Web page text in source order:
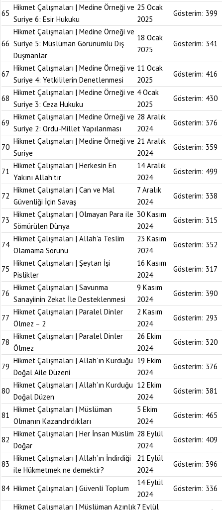
65
Hikmet Çalışmaları | Medine Örneği ve
Suriye 6: Esir Hukuku
25 Ocak
2025
Gösterim: 399
66
Hikmet Çalışmaları | Medine Örneği ve
Suriye 5: Müslüman Görünümlü Dış
Düşmanlar
18 Ocak
2025
Gösterim: 341
67
Hikmet Çalışmaları | Medine Örneği ve
Suriye 4: Yetkililerin Denetlenmesi
11 Ocak
2025
Gösterim: 416
68
Hikmet Çalışmaları | Medine Örneği ve
Suriye 3: Ceza Hukuku
4 Ocak
2025
Gösterim: 430
69
Hikmet Çalışmaları | Medine Örneği ve
Suriye 2: Ordu-Millet Yapılanması
28 Aralık
2024
Gösterim: 376
70
Hikmet Çalışmaları | Medine Örneği ve
Suriye
21 Aralık
2024
Gösterim: 359
71
Hikmet Çalışmaları | Herkesin En
Yakını Allah’tır
14 Aralık
2024
Gösterim: 499
72
Hikmet Çalışmaları | Can ve Mal
Güvenliği İçin Savaş
7 Aralık
2024
Gösterim: 338
73
Hikmet Çalışmaları | Olmayan Para ile
Sömürülen Dünya
30 Kasım
2024
Gösterim: 315
74
Hikmet Çalışmaları | Allah’a Teslim
Olamama Sorunu
23 Kasım
2024
Gösterim: 352
75
Hikmet Çalışmaları | Şeytan İşi
Pislikler
16 Kasım
2024
Gösterim: 317
76
Hikmet Çalışmaları | Savunma
Sanayiinin Zekat İle Desteklenmesi
9 Kasım
2024
Gösterim: 390
77
Hikmet Çalışmaları | Paralel Dinler
Ölmez – 2
2 Kasım
2024
Gösterim: 293
78
Hikmet Çalışmaları | Paralel Dinler
Ölmez
26 Ekim
2024
Gösterim: 320
79
Hikmet Çalışmaları | Allah’ın Kurduğu
Doğal Aile Düzeni
19 Ekim
2024
Gösterim: 376
80
Hikmet Çalışmaları | Allah’ın Kurduğu
Doğal Düzen
12 Ekim
2024
Gösterim: 381
81
Hikmet Çalışmaları | Müslüman
Olmanın Kazandırdıkları
5 Ekim
2024
Gösterim: 465
82
Hikmet Çalışmaları | Her İnsan Müslim
Doğar
28 Eylül
2024
Gösterim: 409
83
Hikmet Çalışmaları | Allah’ın İndirdiği
ile Hükmetmek ne demektir?
21 Eylül
2024
Gösterim: 396
84 Hikmet Çalışmaları | Güvenli Toplum
14 Eylül
2024
Gösterim: 336
Hikmet Çalışmaları | Müslüman Azınlık7 Eylül